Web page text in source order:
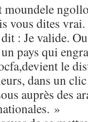
moundele
vous dites vrai.
: Je valide.
pays qui
le
dans un
auprès des
»